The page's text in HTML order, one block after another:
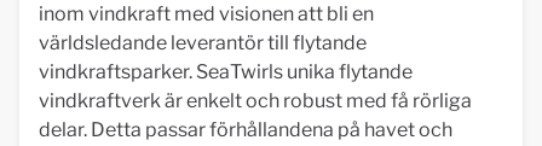
inom vindkraft med visionen att bli en
världsledande leverantör till flytande
vindkraftsparker. SeaTwirls unika flytande
vindkraftverk är enkelt och robust med få rörliga
delar. Detta passar förhållandena på havet och